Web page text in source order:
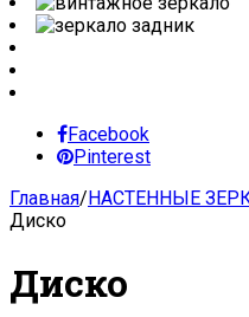
Facebook
Pinterest
Главная/НАСТЕННЫЕ
Диско
Диско